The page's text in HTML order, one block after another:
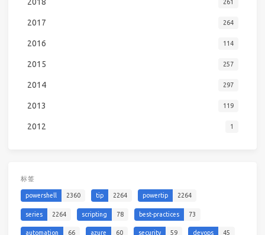
261
2017 264
2016 114
2015 257
2014 297
2013 119
2012 1
标签
powershell 2360 tip 2264 powertip 2264
series 2264 scripting 78 best-practices 73
automation 66 azure 60 security 59 devops 45